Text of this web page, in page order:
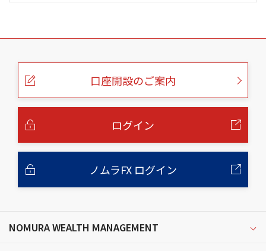
こ
口座開設のご案内
ログイン
ノムラFX ログイン
NOMURA WEALTH MANAGEMENT